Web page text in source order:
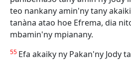
teo nankany amin'ny tany
tanàna atao hoe Efrema, dia
mbamin'ny mpianany.
55 Efa akaiky ny Pakan'ny Jody